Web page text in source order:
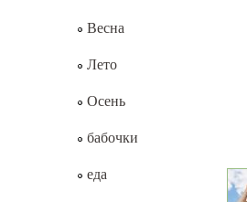
Весна
Лето
Осень
бабочки
еда